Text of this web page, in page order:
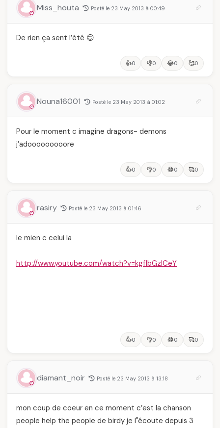
Miss_houta Posté le 23 May 2013 à 00:49
De rien ça sent l’été 😊
👍0 👎0 😂0 🥰0
Nouna16001 Posté le 23 May 2013 à 01:02
Pour le moment c imagine dragons- demons
j’adooooooooore
👍0 👎0 😂0 🥰0
rasiry Posté le 23 May 2013 à 01:46
le mien c celui la
http://www.youtube.com/watch?v=kgflbGzlCeY
👍0 👎0 😂0 🥰0
diamant_noir Posté le 23 May 2013 à 13:18
mon coup de coeur en ce moment c’est la chanson
people help the people de birdy je l"écoute depuis 3